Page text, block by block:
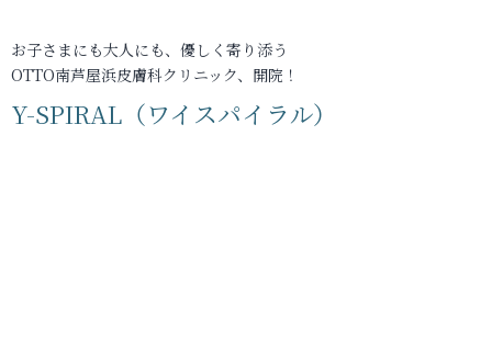
お子さまにも大人にも、優しく寄り添う
OTTO南芦屋浜皮膚科クリニック、開院！
Y-SPIRAL（ワイスパイラル）